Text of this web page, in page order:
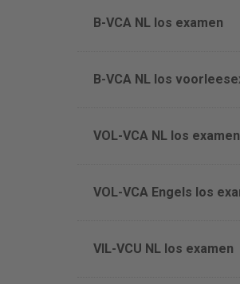
B-VCA NL los examen
B-VCA NL los
VOL-VCA NL los examen
VOL-VCA Engels los
VIL-VCU NL los examen